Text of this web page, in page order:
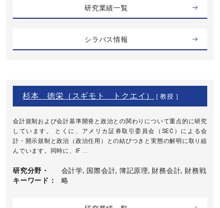
研究業績一覧
シラバス情報
杉本 徳栄（スギモト トクエイ） [ 教授 ]
会計規制および会計基準開発と政治との関わりについて重点的に研究
しています。 とくに、アメリカ証券取引委員会（SEC）による会
計・開示規制と政治（政治任用）との結びつきと実態の解明に取り組
んでいます。同時に、IF ...
研究分野・
キーワード
会計学, 国際会計, 簿記原理, 財務会計, 財務戦
略